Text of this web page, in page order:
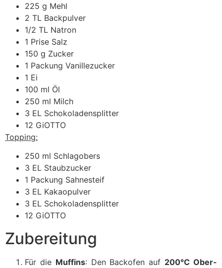
225 g Mehl
2 TL Backpulver
1/2 TL Natron
1 Prise Salz
150 g Zucker
1 Packung Vanillezucker
1 Ei
100 ml Öl
250 ml Milch
3 EL Schokoladensplitter
12 GiOTTO
Topping:
250 ml Schlagobers
3 EL Staubzucker
1 Packung Sahnesteif
3 EL Kakaopulver
3 EL Schokoladensplitter
12 GiOTTO
Zubereitung
Für die Muffins: Den Backofen auf 200°C Ober-